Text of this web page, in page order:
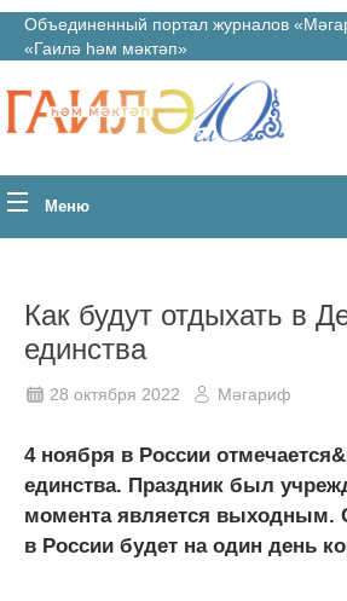
Объединенный портал журналов
«Гаилә һәм мәктәп»
Меню
Как будут отдыхать в
единства
28 октября 2022 Мәгариф
4 ноября в России
единства. Праздник был
момента является выходным.
в России будет на один день